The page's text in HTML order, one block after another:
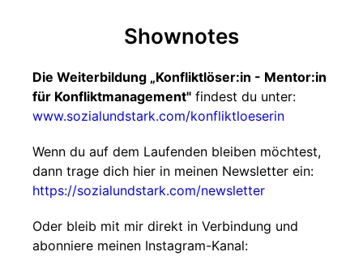
Shownotes
Die Weiterbildung „Konfliktlöser:in - Mentor:in
für Konfliktmanagement" findest du unter:
www.sozialundstark.com/konfliktloeserin
Wenn du auf dem Laufenden bleiben möchtest,
dann trage dich hier in meinen Newsletter ein:
https://sozialundstark.com/newsletter
Oder bleib mit mir direkt in Verbindung und
abonniere meinen Instagram-Kanal: